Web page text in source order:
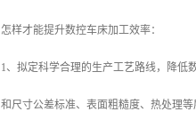
怎样才能提升数控车床加工效率：
1、拟定科学合理的生产工艺路线，降低
和尺寸公差标准、表面粗糙度、热处理